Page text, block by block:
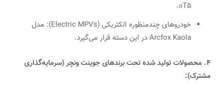
αT5.
خودروهای چندمنظوره الکتریکی (Electric MPVs): مدل
Arcfox Kaola در این دسته قرار می‌گیرد.
4. محصولات تولید شده تحت برندهای جوینت ونچر (سرمایه‌گذاری
مشترک):